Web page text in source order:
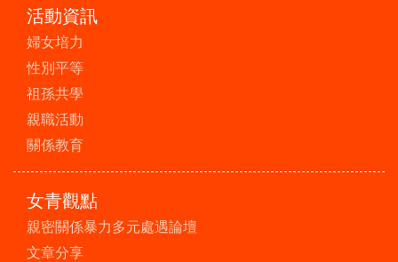
活動資訊
婦女培力
性別平等
祖孫共學
親職活動
關係教育
女青觀點
親密關係暴力多元處遇論壇
文章分享